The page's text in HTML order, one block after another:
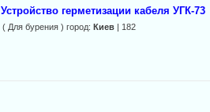
Устройство герметизации кабеля УГК-73
( Для бурения ) город: Киев| 182